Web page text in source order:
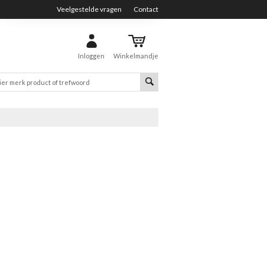
Veelgestelde vragen Contact
Inloggen Winkelmandje